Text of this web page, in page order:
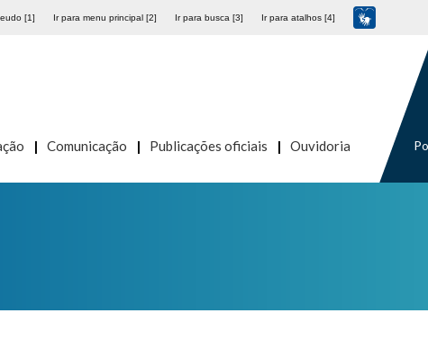
[1] Ir para menu principal [2] Ir para busca [3] Ir para atalhos [4]
Comunicação Publicações oficiais Ouvidoria